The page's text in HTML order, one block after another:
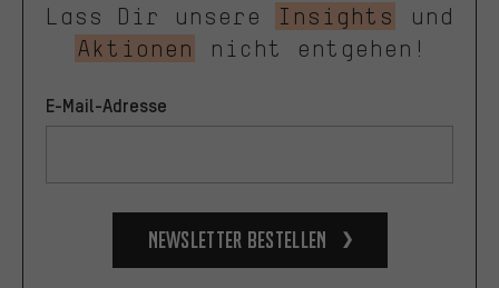
Lass Dir unsere
Insights
und
Aktionen
nicht entgehen!
E-Mail-Adresse
Newsletter bestellen